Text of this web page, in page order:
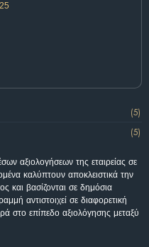
(5)
(5)
αξιολογήσεων της εταιρείας σε
καλύπτουν αποκλειστικά την
και βασίζονται σε δημόσια
αντιστοιχεί σε διαφορετική
στο επίπεδο αξιολόγησης μεταξύ